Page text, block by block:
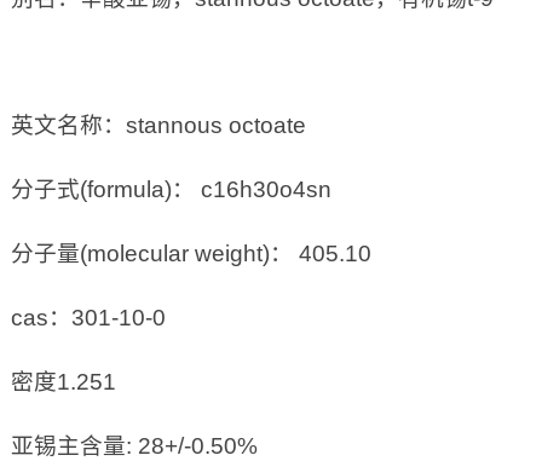
英文名称：stannous octoate
分子式(formula)： c16h30o4sn
分子量(molecular weight)： 405.10
cas：301-10-0
密度1.251
亚锡主含量: 28+/-0.50%